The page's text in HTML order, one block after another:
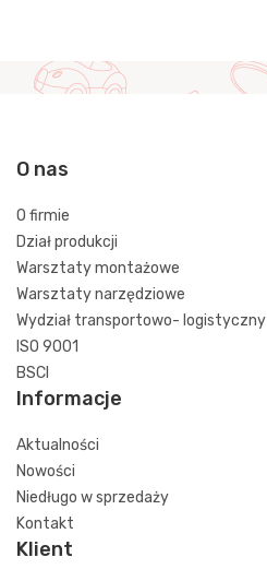
O nas
O firmie
Dział produkcji
Warsztaty montażowe
Warsztaty narzędziowe
Wydział transportowo- logistyczny
ISO 9001
BSCI
Informacje
Aktualności
Nowości
Niedługo w sprzedaży
Kontakt
Klient